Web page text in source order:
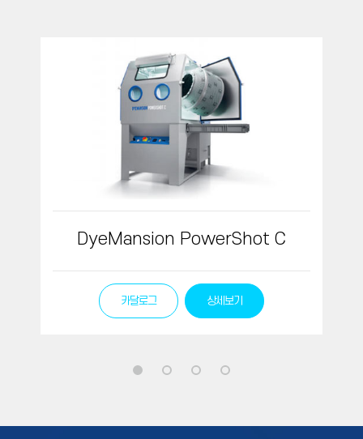
DyeMansion PowerShot C
카달로그 상세보기